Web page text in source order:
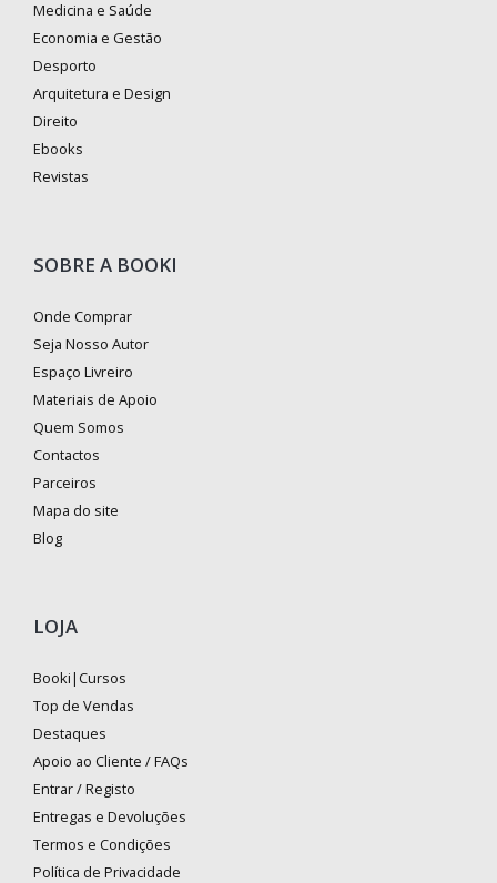
Medicina e Saúde
Economia e Gestão
Desporto
Arquitetura e Design
Direito
Ebooks
Revistas
SOBRE A BOOKI
Onde Comprar
Seja Nosso Autor
Espaço Livreiro
Materiais de Apoio
Quem Somos
Contactos
Parceiros
Mapa do site
Blog
LOJA
Booki|Cursos
Top de Vendas
Destaques
Apoio ao Cliente / FAQs
Entrar / Registo
Entregas e Devoluções
Termos e Condições
Política de Privacidade